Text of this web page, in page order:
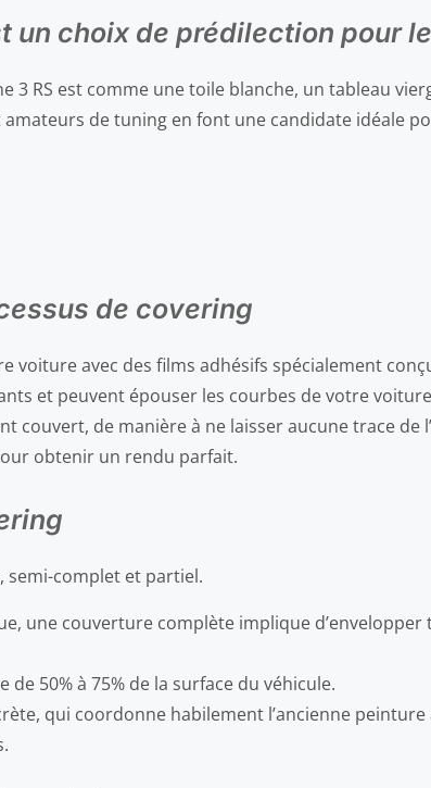
un choix de prédilection pour
3 RS est comme une toile blanche, un tableau
de tuning en font une candidate idéale
de covering
voiture avec des films adhésifs spécialement
et peuvent épouser les courbes de votre
couvert, de manière à ne laisser aucune trace de
obtenir un rendu parfait.
semi-complet et partiel.
une couverture complète implique
50% à 75% de la surface du véhicule.
qui coordonne habilement l’ancienne